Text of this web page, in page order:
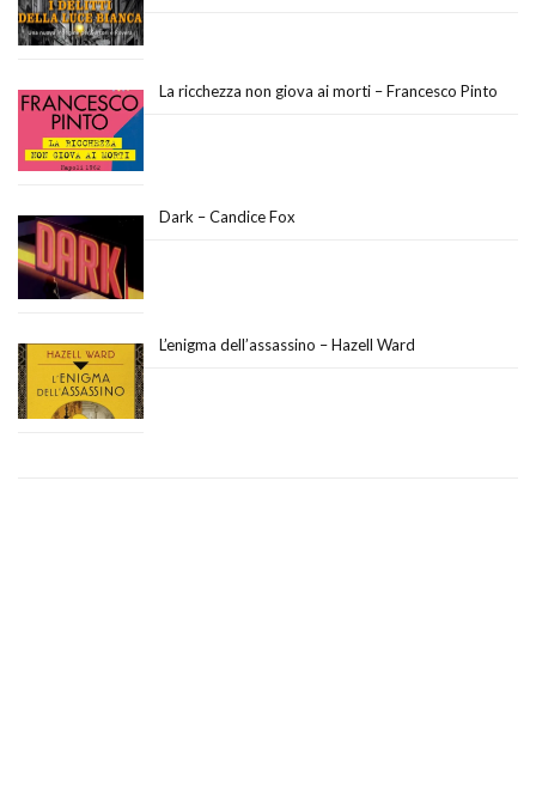
La ricchezza non giova ai morti – Francesco Pinto
Dark – Candice Fox
L’enigma dell’assassino – Hazell Ward